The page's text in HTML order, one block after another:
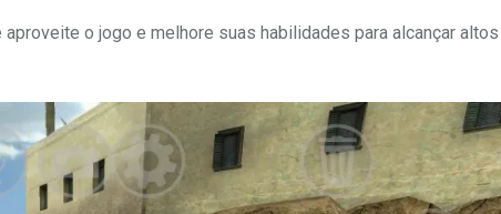
o jogo e melhore suas habilidades para alcançar altos